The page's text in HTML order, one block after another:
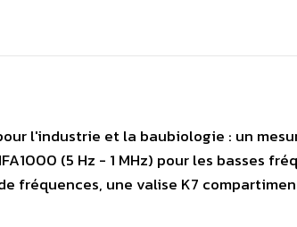
l'industrie et la baubiologie : un
(5 Hz - 1 MHz) pour les basses
fréquences, une valise K7